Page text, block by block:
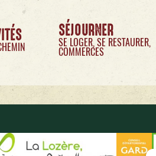
SÉJOURNER
SE LOGER, SE RESTAURER,
COMMERCES